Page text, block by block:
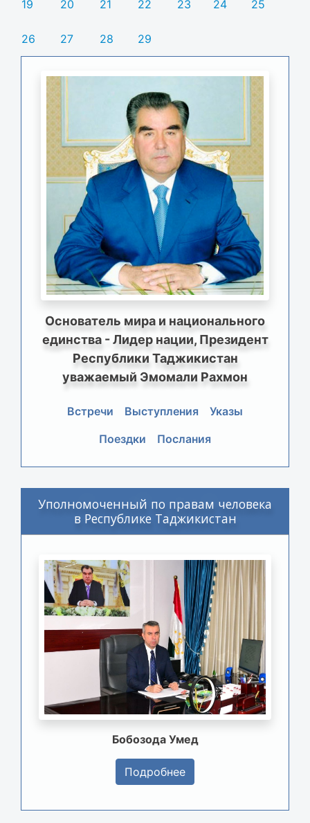
19 20 21 22 23 24 25
26 27 28 29
Основатель мира и национального
единства - Лидер нации, Президент
Республики Таджикистан
уважаемый Эмомали Рахмон
Встречи Выступления
Указы
Поездки
Послания
Уполномоченный по правам человека
в Республике Таджикистан
Бобозода Умед
Подробнее